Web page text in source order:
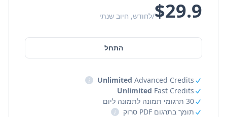
$29.9/לחודש, חיוב שנתי
התחל
Unlimited Advanced Credits
i
Unlimited Fast Credits
30 תרגומי תמונה לתמונה ליום
תומך בתרגום PDF סרוק
i